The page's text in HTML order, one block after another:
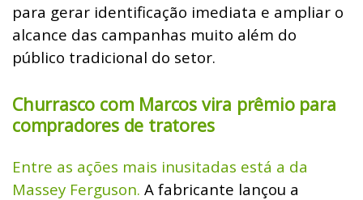
para gerar identificação imediata e ampliar o
alcance das campanhas muito além do
público tradicional do setor.
Churrasco com Marcos vira prêmio para
compradores de tratores
Entre as ações mais inusitadas está a da
Massey Ferguson. A fabricante lançou a